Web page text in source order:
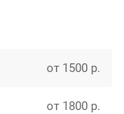
от 1500 р.
от 1800 р.